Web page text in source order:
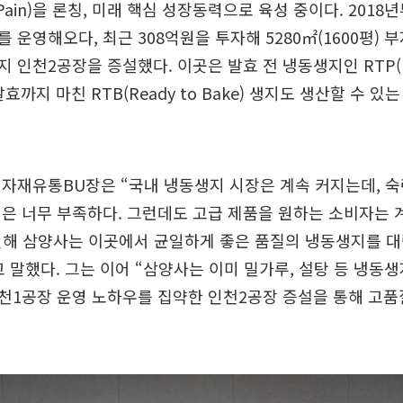
을 론칭, 미래 핵심 성장동력으로 육성 중이다. 2018
운영해오다, 최근 308억원을 투자해 5280㎡(1600평)
인천2공장을 증설했다. 이곳은 발효 전 냉동생지인
까지 마친 RTB(Ready to Bake) 생지도 생산할 수 있
재유통BU장은 “국내 냉동생지 시장은 계속 커지는데,
너무 부족하다. 그런데도 고급 제품을 원하는 소비자는
삼양사는 이곳에서 균일하게 좋은 품질의 냉동생지를
말했다. 그는 이어 “삼양사는 이미 밀가루, 설탕 등 냉동
1공장 운영 노하우를 집약한 인천2공장 증설을 통해 고